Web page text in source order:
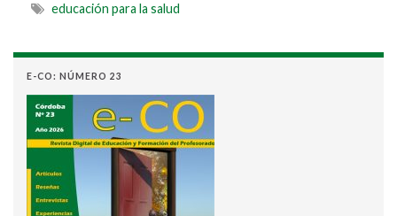
educación para la salud
E-CO: NÚMERO 23